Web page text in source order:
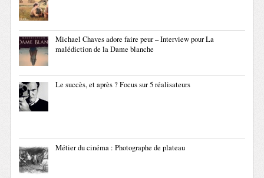
Michael Chaves adore faire peur – Interview pour La
malédiction de la Dame blanche
Le succès, et après ? Focus sur 5 réalisateurs
Métier du cinéma : Photographe de plateau